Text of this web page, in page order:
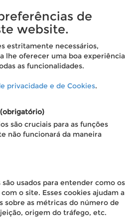
de
website.
estritamente necessários,
lhe oferecer uma boa experiência
as funcionalidades.
privacidade e de Cookies.
são cruciais para as funções
não funcionará da maneira
usados para entender como os
o site. Esses cookies ajudam a
sobre as métricas do número de
origem do tráfego, etc.